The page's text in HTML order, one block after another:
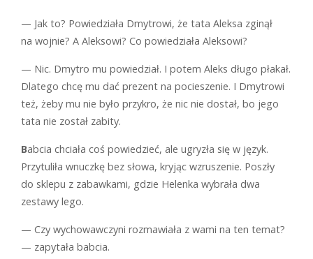
— Jak to? Powiedziała Dmytrowi, że tata Aleksa zginął
na wojnie? A Aleksowi? Co powiedziała Aleksowi?
— Nic. Dmytro mu powiedział. I potem Aleks długo płakał.
Dlatego chcę mu dać prezent na pocieszenie. I Dmytrowi
też, żeby mu nie było przykro, że nic nie dostał, bo jego
tata nie został zabity.
Babcia chciała coś powiedzieć, ale ugryzła się w język.
Przytuliła wnuczkę bez słowa, kryjąc wzruszenie. Poszły
do sklepu z zabawkami, gdzie Helenka wybrała dwa
zestawy lego.
— Czy wychowawczyni rozmawiała z wami na ten temat?
— zapytała babcia.